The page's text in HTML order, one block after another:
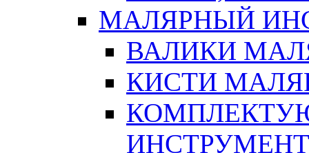
МАЛЯРНЫЙ
ВАЛИКИ
КИСТИ